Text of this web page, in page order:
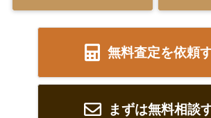
無料査定を依頼
まずは無料相談